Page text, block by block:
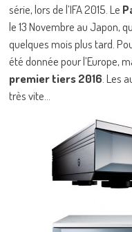
série, lors de l’IFA 2015. Le
le 13 Novembre au Japon,
quelques mois plus tard.
été donnée pour l’Europe,
premier tiers 2016 . Les
très vite…